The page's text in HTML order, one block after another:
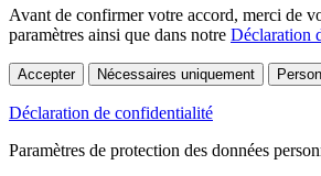
Avant de confirmer votre accord, merci de
paramètres ainsi que dans notre Déclaration
Accepter Nécessaires uniquement
Déclaration de confidentialité
Paramètres de protection des données